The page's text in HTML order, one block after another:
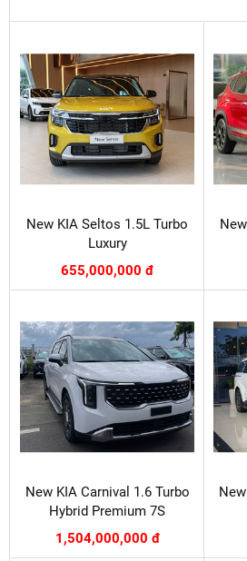
New KIA Seltos 1.5L Turbo
Luxury
655,000,000 đ
New KIA Carnival 1.6 Turbo
Hybrid Premium 7S​
1,504,000,000 đ